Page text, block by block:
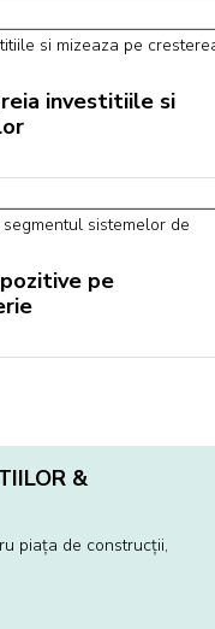
investitiile si
pe
&
piaţa de construcţii,